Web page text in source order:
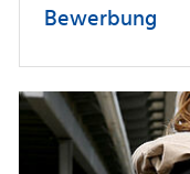
Bewerbung